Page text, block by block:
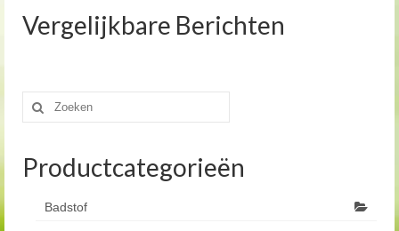
Vergelijkbare Berichten
Zoeken
naar:
Productcategorieën
Badstof